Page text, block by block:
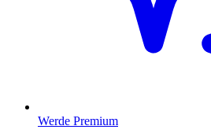
Werde Premium